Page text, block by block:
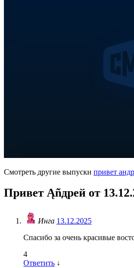
Смотреть другие выпуски привет
Привет Ąñдpей от
Инга 13.12.2025
Спасибо за очень красивые
4
Ответить ↓